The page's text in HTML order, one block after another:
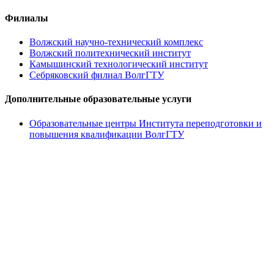
Филиалы
Волжский научно-технический комплекс
Волжский политехнический институт
Камышинский технологический институт
Себряковский филиал ВолгГТУ
Дополнительные образовательные услуги
Образовательные центры Института переподготовки и
повышения квалификации ВолгГТУ